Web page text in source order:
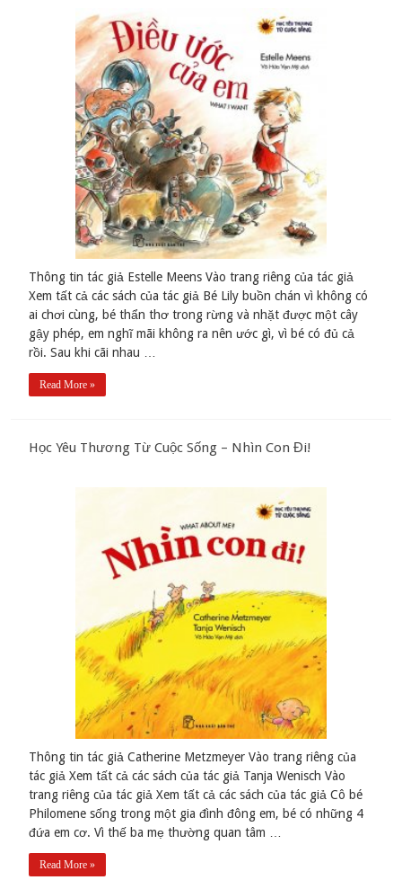
Thông tin tác giả Estelle Meens Vào trang riêng của tác giả
Xem tất cả các sách của tác giả Bé Lily buồn chán vì không có
ai chơi cùng, bé thẩn thơ trong rừng và nhặt được một cây
gậy phép, em nghĩ mãi không ra nên ước gì, vì bé có đủ cả
rồi. Sau khi cãi nhau …
Read More »
Học Yêu Thương Từ Cuộc Sống – Nhìn Con Đi!
Thông tin tác giả Catherine Metzmeyer Vào trang riêng của
tác giả Xem tất cả các sách của tác giả Tanja Wenisch Vào
trang riêng của tác giả Xem tất cả các sách của tác giả Cô bé
Philomene sống trong một gia đình đông em, bé có những 4
đứa em cơ. Vì thế ba mẹ thường quan tâm …
Read More »